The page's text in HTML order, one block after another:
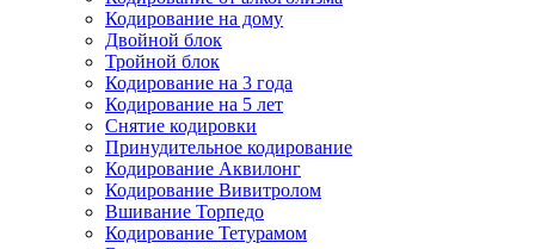
Кодирование на дому
Двойной блок
Тройной блок
Кодирование на 3 года
Кодирование на 5 лет
Снятие кодировки
Принудительное кодирование
Кодирование Аквилонг
Кодирование Вивитролом
Вшивание Торпедо
Кодирование Тетурамом